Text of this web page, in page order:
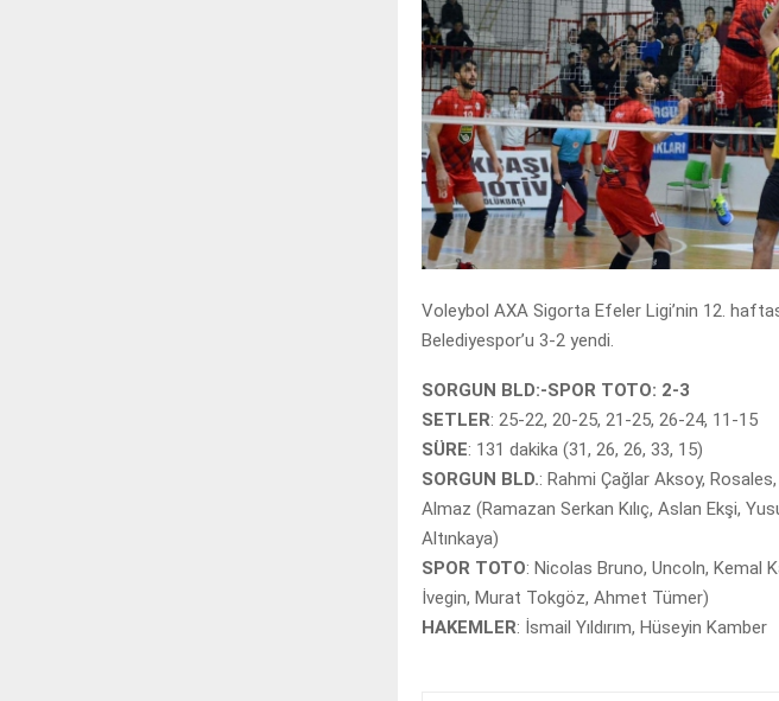
Voleybol AXA Sigorta Efeler Ligi’nin 12.
Belediyespor’u 3-2 yendi.
SORGUN BLD:-SPOR TOTO: 2-3
SETLER: 25-22, 20-25, 21-25, 26-24, 11-15
SÜRE: 131 dakika (31, 26, 26, 33, 15)
SORGUN BLD.: Rahmi Çağlar Aksoy,
Almaz (Ramazan Serkan Kılıç, Aslan Ekşi,
Altınkaya)
SPOR TOTO: Nicolas Bruno, Uncoln, Kemal
İvegin, Murat Tokgöz, Ahmet Tümer)
HAKEMLER: İsmail Yıldırım, Hüseyin Kamber